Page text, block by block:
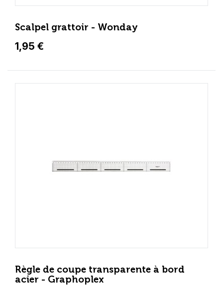
Scalpel grattoir - Wonday
1,95 €
Règle de coupe transparente à bord
acier - Graphoplex